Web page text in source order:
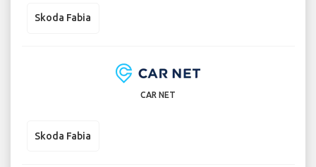
Skoda Fabia
CAR NET
Skoda Fabia